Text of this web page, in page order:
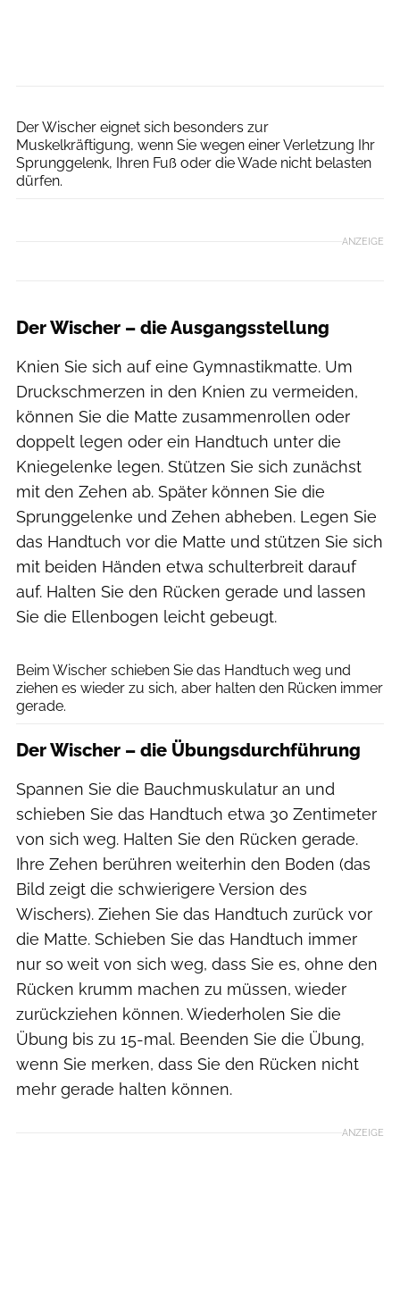
Der Wischer eignet sich besonders zur
Muskelkräftigung, wenn Sie wegen einer Verletzung Ihr
Sprunggelenk, Ihren Fuß oder die Wade nicht belasten
dürfen.
ANZEIGE
Der Wischer – die Ausgangsstellung
Knien Sie sich auf eine Gymnastikmatte. Um
Druckschmerzen in den Knien zu vermeiden,
können Sie die Matte zusammenrollen oder
doppelt legen oder ein Handtuch unter die
Kniegelenke legen. Stützen Sie sich zunächst
mit den Zehen ab. Später können Sie die
Sprunggelenke und Zehen abheben. Legen Sie
das Handtuch vor die Matte und stützen Sie sich
mit beiden Händen etwa schulterbreit darauf
auf. Halten Sie den Rücken gerade und lassen
Sie die Ellenbogen leicht gebeugt.
Beim Wischer schieben Sie das Handtuch weg und
ziehen es wieder zu sich, aber halten den Rücken immer
gerade.
Der Wischer – die Übungsdurchführung
Spannen Sie die Bauchmuskulatur an und
schieben Sie das Handtuch etwa 30 Zentimeter
von sich weg. Halten Sie den Rücken gerade.
Ihre Zehen berühren weiterhin den Boden (das
Bild zeigt die schwierigere Version des
Wischers). Ziehen Sie das Handtuch zurück vor
die Matte. Schieben Sie das Handtuch immer
nur so weit von sich weg, dass Sie es, ohne den
Rücken krumm machen zu müssen, wieder
zurückziehen können. Wiederholen Sie die
Übung bis zu 15-mal. Beenden Sie die Übung,
wenn Sie merken, dass Sie den Rücken nicht
mehr gerade halten können.
ANZEIGE